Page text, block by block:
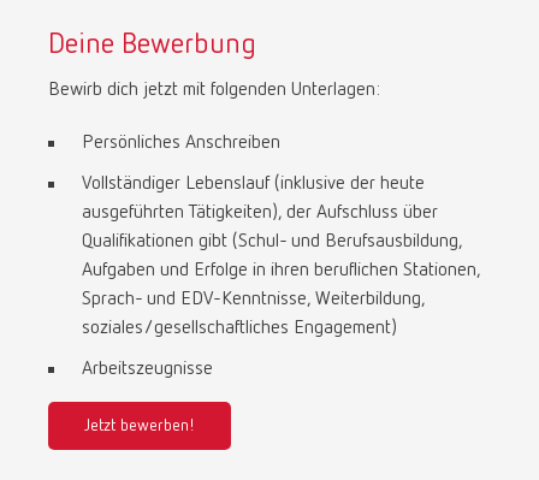
Deine Bewerbung
Bewirb dich jetzt mit folgenden Unterlagen:
Persönliches Anschreiben
Vollständiger Lebenslauf (inklusive der heute
ausgeführten Tätigkeiten), der Aufschluss über
Qualifikationen gibt (Schul- und Berufsausbildung,
Aufgaben und Erfolge in ihren beruflichen Stationen,
Sprach- und EDV-Kenntnisse, Weiterbildung,
soziales/gesellschaftliches Engagement)
Arbeitszeugnisse
Jetzt bewerben!